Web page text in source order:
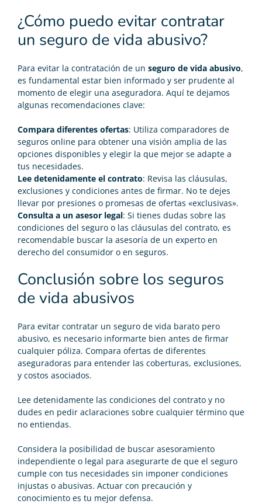
¿Cómo puedo evitar contratar
un seguro de vida abusivo?
Para evitar la contratación de un seguro de vida abusivo,
es fundamental estar bien informado y ser prudente al
momento de elegir una aseguradora. Aquí te dejamos
algunas recomendaciones clave:
Compara diferentes ofertas: Utiliza comparadores de
seguros online para obtener una visión amplia de las
opciones disponibles y elegir la que mejor se adapte a
tus necesidades.
Lee detenidamente el contrato: Revisa las cláusulas,
exclusiones y condiciones antes de firmar. No te dejes
llevar por presiones o promesas de ofertas «exclusivas».
Consulta a un asesor legal: Si tienes dudas sobre las
condiciones del seguro o las cláusulas del contrato, es
recomendable buscar la asesoría de un experto en
derecho del consumidor o en seguros.
Conclusión sobre los seguros
de vida abusivos
Para evitar contratar un seguro de vida barato pero
abusivo, es necesario informarte bien antes de firmar
cualquier póliza. Compara ofertas de diferentes
aseguradoras para entender las coberturas, exclusiones,
y costos asociados.
Lee detenidamente las condiciones del contrato y no
dudes en pedir aclaraciones sobre cualquier término que
no entiendas.
Considera la posibilidad de buscar asesoramiento
independiente o legal para asegurarte de que el seguro
cumple con tus necesidades sin imponer condiciones
injustas o abusivas. Actuar con precaución y
conocimiento es tu mejor defensa.